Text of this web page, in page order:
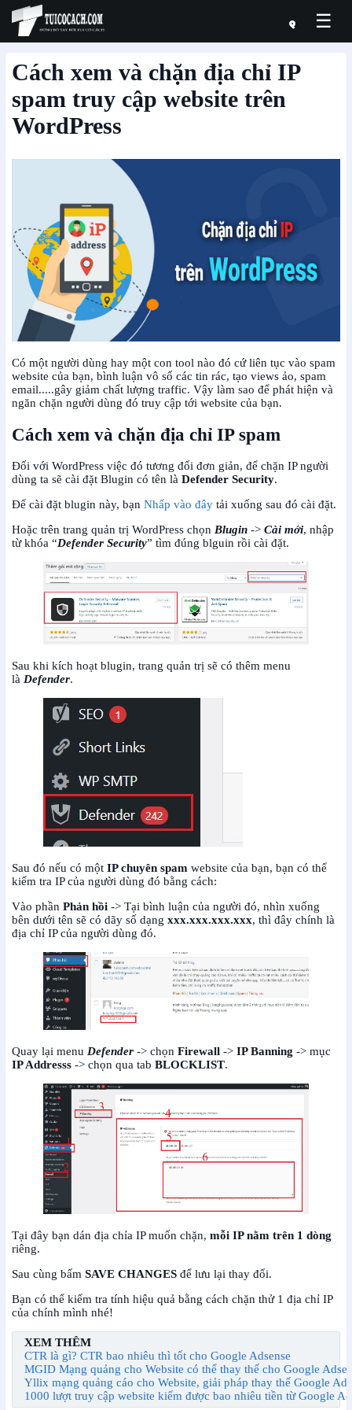
☰
Cách xem và chặn địa chỉ IP
spam truy cập website trên
WordPress
Có một người dùng hay một con tool nào đó cứ liên tục vào spam
website của bạn, bình luận vô số các tin rác, tạo views ảo, spam
email.....gây giảm chất lượng traffic. Vậy làm sao để phát hiện và
ngăn chặn người dùng đó truy cập tới website của bạn.
Cách xem và chặn địa chỉ IP spam
Đối với WordPress việc đó tương đối đơn giản, để chặn IP người
dùng ta sẽ cài đặt Blugin có tên là Defender Security.
Để cài đặt blugin này, bạn Nhấp vào đây tải xuống sau đó cài đặt.
Hoặc trên trang quản trị WordPress chọn Blugin -> Cài mới, nhập
từ khóa “Defender Security” tìm đúng blguin rồi cài đặt.
Sau khi kích hoạt blugin, trang quản trị sẽ có thêm menu
là Defender.
Sau đó nếu có một IP chuyên spam website của bạn, bạn có thể
kiểm tra IP của người dùng đó bằng cách:
Vào phần Phản hồi -> Tại bình luận của người đó, nhìn xuống
bên dưới tên sẽ có dãy số dạng xxx.xxx.xxx.xxx, thì đây chính là
địa chỉ IP của người dùng đó.
Quay lại menu Defender -> chọn Firewall -> IP Banning -> mục
IP Addresss -> chọn qua tab BLOCKLIST.
Tại đây bạn dán địa chỉa IP muốn chặn, mỗi IP nằm trên 1 dòng
riêng.
Sau cùng bấm SAVE CHANGES để lưu lại thay đổi.
Bạn có thể kiểm tra tính hiệu quả bằng cách chặn thử 1 địa chỉ IP
của chính mình nhé!
XEM THÊM
CTR là gì? CTR bao nhiêu thì tốt cho Google Adsense
MGID Mạng quảng cho Website có thể thay thế cho Google
Yllix mạng quảng cáo cho Website, giải pháp thay thế Google
1000 lượt truy cập website kiếm được bao nhiêu tiền từ Google